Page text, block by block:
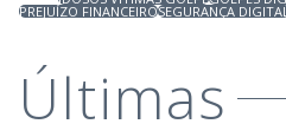
PREJUÍZO FINANCEIROSEGURANÇA
Últimas